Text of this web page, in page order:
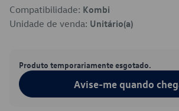
Compatibilidade: Kombi
Unidade de venda: Unitário(a)
Produto temporariamente esgotado.
Avise-me quando